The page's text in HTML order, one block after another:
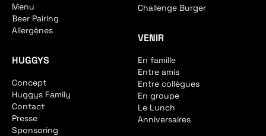
Menu
Beer Pairing
Allergènes
HUGGYS
Concept
Huggys Family
Contact
Presse
Sponsoring
Challenge Burger
VENIR
En famille
Entre amis
Entre collègues
En groupe
Le Lunch
Anniversaires